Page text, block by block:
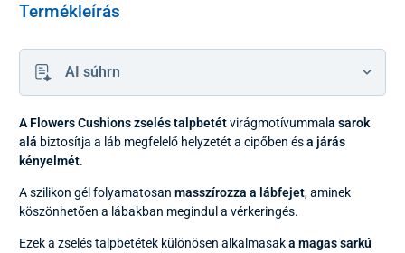
Termékleírás
AI súhrn
A Flowers Cushions zselés talpbetétvirágmotívummala sarok
alá biztosítja a láb megfelelő helyzetét a cipőben ésa járás
kényelmét.
A szilikon gél folyamatosan masszírozza a lábfejet, aminek
köszönhetően a lábakban megindul a vérkeringés.
Ezek a zselés talpbetétek különösen alkalmasaka magas sarkú